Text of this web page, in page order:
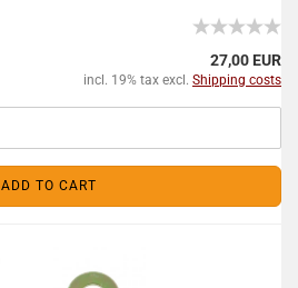
27,00 EUR
incl. 19% tax excl. Shipping costs
ADD TO CART